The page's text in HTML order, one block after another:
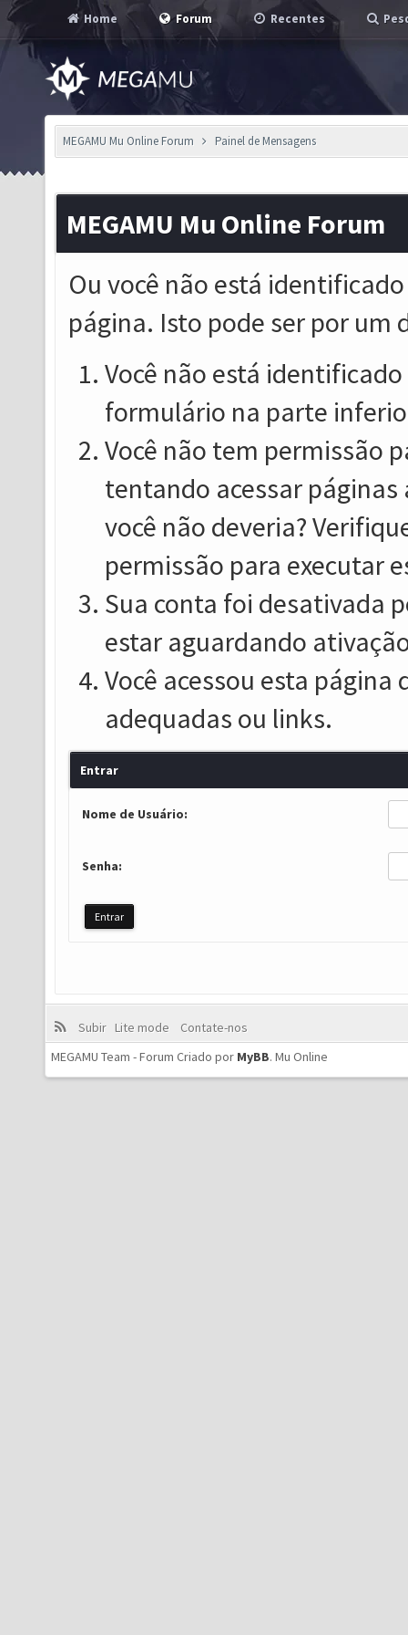
Home Forum Recentes
MEGAMU Mu Online Forum Painel de Mensagens
MEGAMU Mu Online Forum
Ou você não está
página. Isto pode ser por um
Você não está
formulário na parte
Você não tem permissão
tentando acessar
você não deveria?
permissão para executar
Sua conta foi desativada
estar aguardando
Você acessou esta
adequadas ou links.
Entrar
Nome de Usuário:
Senha:
Subir Lite mode
Contate-nos
MEGAMU Team - Forum Criado por MyBB. Mu Online